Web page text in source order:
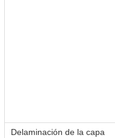
Delaminación de la capa